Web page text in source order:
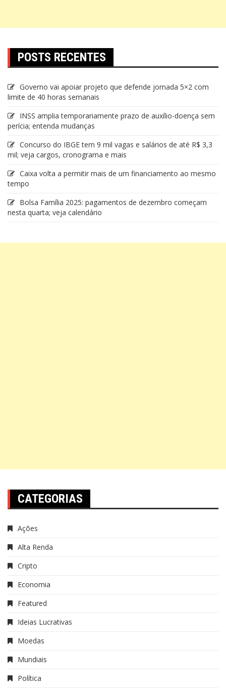
POSTS RECENTES
Governo vai apoiar projeto que defende jornada 5×2 com
limite de 40 horas semanais
INSS amplia temporariamente prazo de auxílio-doença sem
perícia; entenda mudanças
Concurso do IBGE tem 9 mil vagas e salários de até R$ 3,3
mil; veja cargos, cronograma e mais
Caixa volta a permitir mais de um financiamento ao mesmo
tempo
Bolsa Família 2025: pagamentos de dezembro começam
nesta quarta; veja calendário
CATEGORIAS
Ações
Alta Renda
Cripto
Economia
Featured
Ideias Lucrativas
Moedas
Mundiais
Política